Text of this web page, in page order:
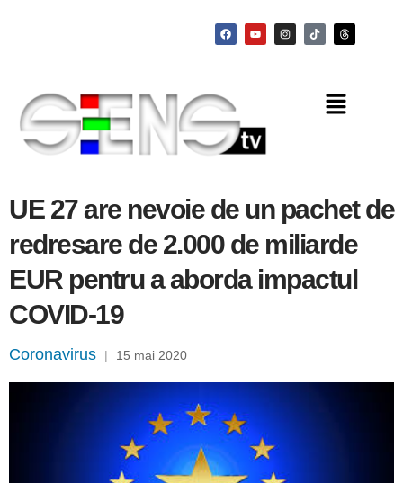
UE 27 are nevoie de un pachet de
redresare de 2.000 de miliarde
EUR pentru a aborda impactul
COVID-19
Coronavirus | 15 mai 2020